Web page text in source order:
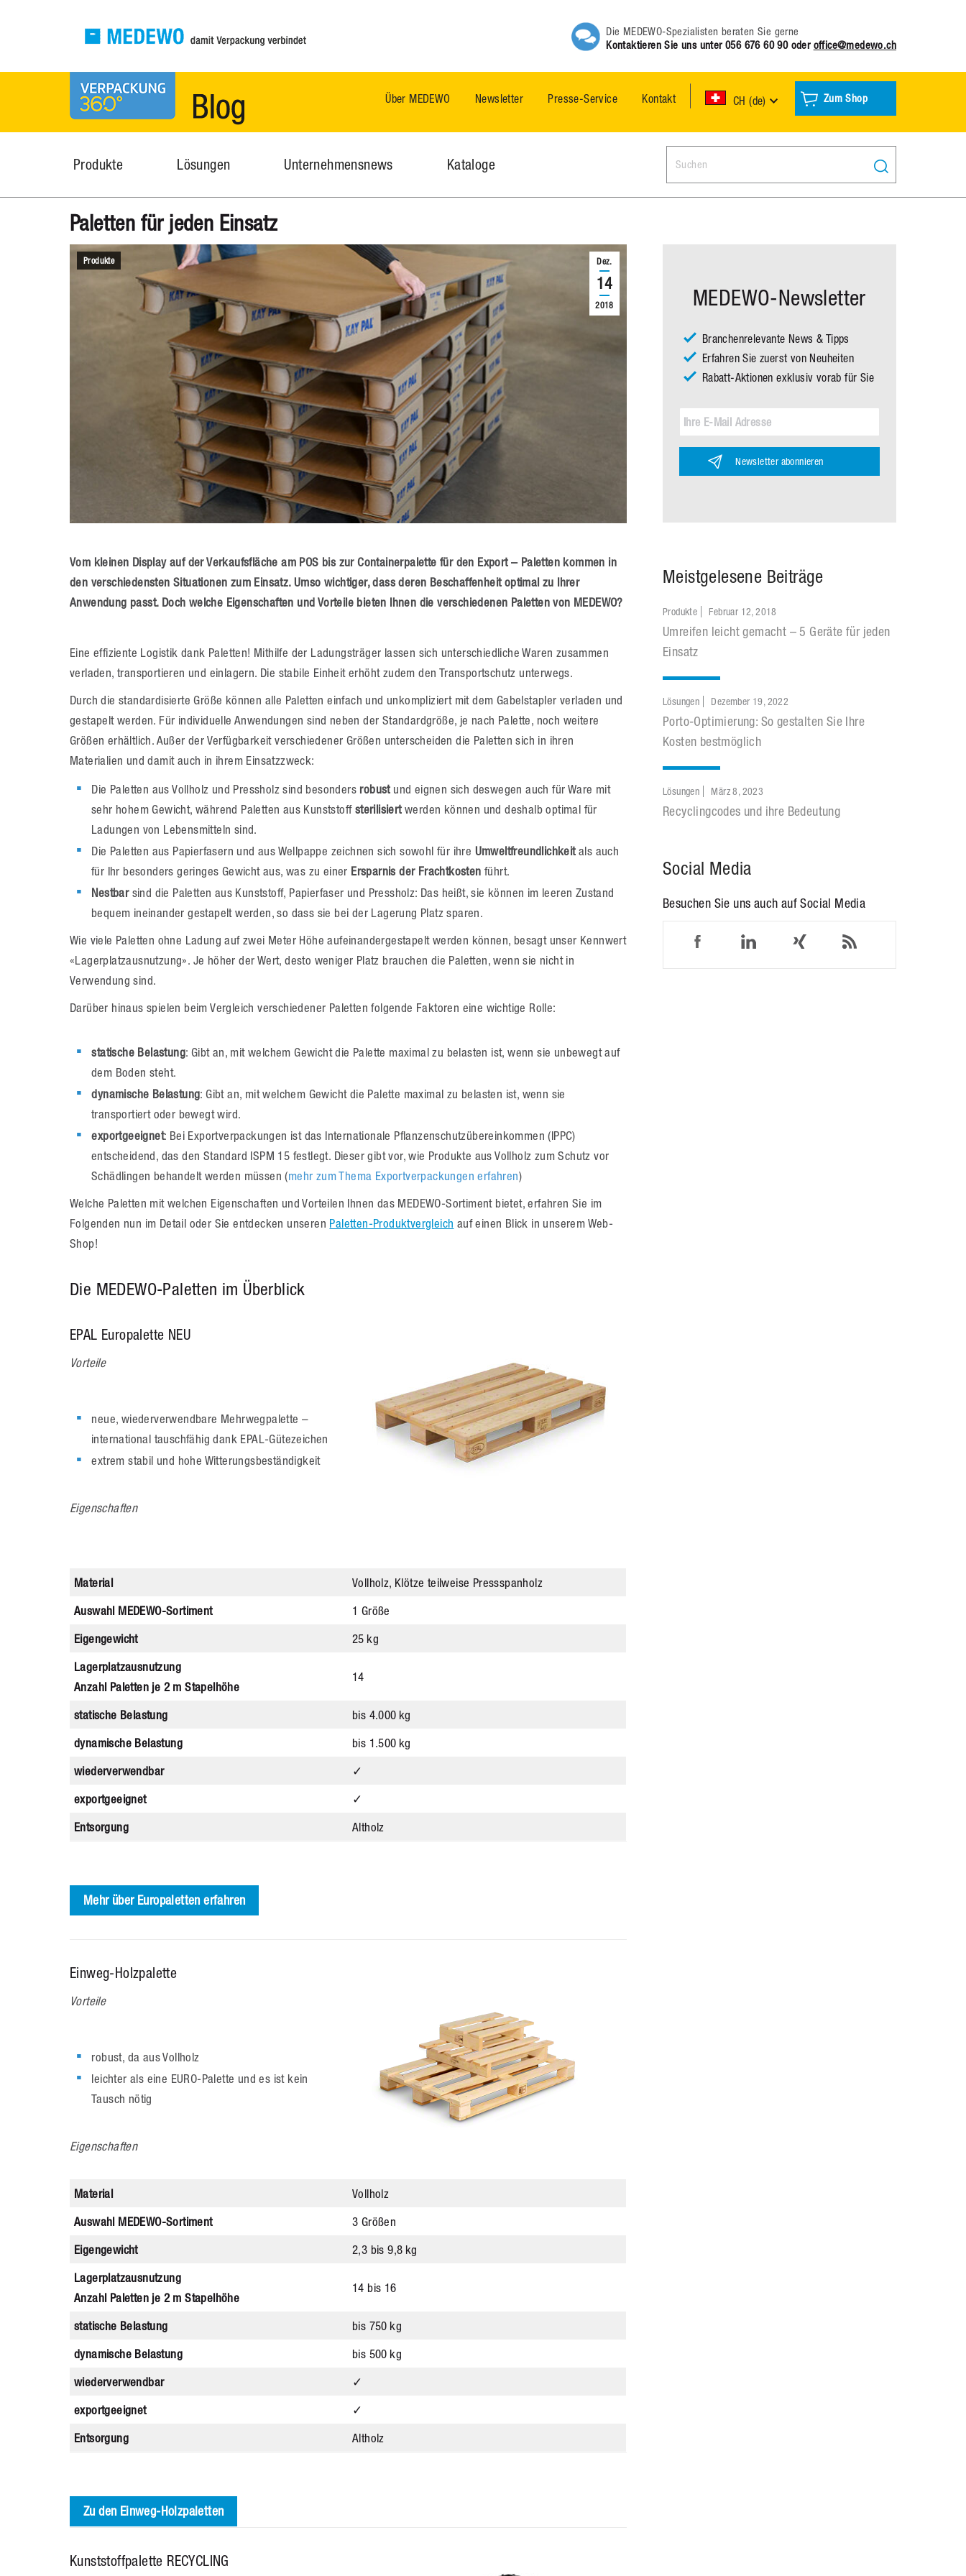
Die MEDEWO-Spezialisten beraten Sie gerne
Kontaktieren Sie uns unter 056 676 60 90oder office@medewo.ch
MEDEWO Verpackungen
News Über MEDEWO Newsletter Presse-Service Kontakt CH (de) Zum Shop
Produkte Lösungen Unternehmensnews Kataloge
Paletten für jeden Einsatz
Dez.
14
2018
Produkte
Vom kleinen Display auf der Verkaufsfläche am POS bis zur Containerpalette für den Export – Paletten kommen in
den verschiedensten Situationen zum Einsatz. Umso wichtiger, dass deren Beschaffenheit optimal zu Ihrer
Anwendung passt. Doch welche Eigenschaften und Vorteile bieten Ihnen die verschiedenen Paletten von MEDEWO?
Eine effiziente Logistik dank Paletten! Mithilfe der Ladungsträger lassen sich unterschiedliche Waren zusammen
verladen, transportieren und einlagern. Die stabile Einheit erhöht zudem den Transportschutz unterwegs.
Durch die standardisierte Größe können alle Paletten einfach und unkompliziert mit dem Gabelstapler verladen und
gestapelt werden. Für individuelle Anwendungen sind neben der Standardgröße, je nach Palette, noch weitere
Größen erhältlich. Außer der Verfügbarkeit verschiedener Größen unterscheiden die Paletten sich in ihren
Materialien und damit auch in ihrem Einsatzzweck:
Die Paletten aus Vollholz und Pressholz sind besonders robustund eignen sich deswegen auch für Ware mit
sehr hohem Gewicht, während Paletten aus Kunststoff sterilisiertwerden können und deshalb optimal für
Ladungen von Lebensmitteln sind.
Die Paletten aus Papierfasern und aus Wellpappe zeichnen sich sowohl für ihre Umweltfreundlichkeitals auch
für Ihr besonders geringes Gewicht aus, was zu einer Ersparnis der Frachtkosten führt.
Nestbarsind die Paletten aus Kunststoff, Papierfaser und Pressholz: Das heißt, sie können im leeren Zustand
bequem ineinander gestapelt werden, so dass sie bei der Lagerung Platz sparen.
Wie viele Paletten ohne Ladung auf zwei Meter Höhe aufeinandergestapelt werden können, besagt unser Kennwert
«Lagerplatzausnutzung». Je höher der Wert, desto weniger Platz brauchen die Paletten, wenn sie nicht in
Verwendung sind.
Darüber hinaus spielen beim Vergleich verschiedener Paletten folgende Faktoren eine wichtige Rolle:
statische Belastung: Gibt an, mit welchem Gewicht die Palette maximal zu belasten ist, wenn sie unbewegt auf
dem Boden steht.
dynamische Belastung: Gibt an, mit welchem Gewicht die Palette maximal zu belasten ist, wenn sie
transportiert oder bewegt wird.
exportgeeignet: Bei Exportverpackungen ist das Internationale Pflanzenschutzübereinkommen (IPPC)
entscheidend, das den Standard ISPM 15 festlegt. Dieser gibt vor, wie Produkte aus Vollholz zum Schutz vor
Schädlingen behandelt werden müssen (mehr zum Thema Exportverpackungen erfahren)
Welche Paletten mit welchen Eigenschaften und Vorteilen Ihnen das MEDEWO-Sortiment bietet, erfahren Sie im
Folgenden nun im Detail oder Sie entdecken unseren Paletten-Produktvergleich auf einen Blick in unserem Web-
Shop!
Die MEDEWO-Paletten im Überblick
EPAL Europalette NEU
Vorteile
neue, wiederverwendbare Mehrwegpalette –
international tauschfähig dank EPAL-Gütezeichen
extrem stabil und hohe Witterungsbeständigkeit
Eigenschaften
Material
Vollholz, Klötze teilweise Pressspanholz
Auswahl MEDEWO-Sortiment
1 Größe
Eigengewicht
25 kg
Lagerplatzausnutzung
Anzahl Paletten je 2 m Stapelhöhe
14
statische Belastung
bis 4.000 kg
dynamische Belastung
bis 1.500 kg
wiederverwendbar
✓
exportgeeignet
✓
Entsorgung
Altholz
Mehr über Europaletten erfahren
Einweg-Holzpalette
Vorteile
robust, da aus Vollholz
leichter als eine EURO-Palette und es ist kein
Tausch nötig
Eigenschaften
Material
Vollholz
Auswahl MEDEWO-Sortiment
3 Größen
Eigengewicht
2,3 bis 9,8 kg
Lagerplatzausnutzung
Anzahl Paletten je 2 m Stapelhöhe
14 bis 16
statische Belastung
bis 750 kg
dynamische Belastung
bis 500 kg
wiederverwendbar
✓
exportgeeignet
✓
Entsorgung
Altholz
Zu den Einweg-Holzpaletten
Kunststoffpalette RECYCLING
MEDEWO-Newsletter
Branchenrelevante News & Tipps
Erfahren Sie zuerst von Neuheiten
Rabatt-Aktionen exklusiv vorab für Sie
Newsletter abonnieren
Meistgelesene Beiträge
Produkte Februar 12, 2018
Umreifen leicht gemacht – 5 Geräte für jeden
Einsatz
Lösungen Dezember 19, 2022
Porto-Optimierung: So gestalten Sie Ihre
Kosten bestmöglich
Lösungen März 8, 2023
Recyclingcodes und ihre Bedeutung
Social Media
Besuchen Sie uns auch auf Social Media